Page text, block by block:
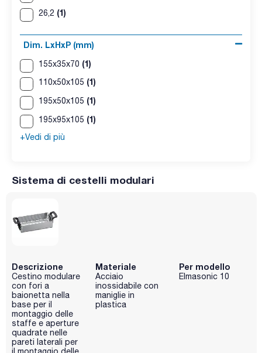
26,2 (1)
Dim. LxHxP (mm)
155x35x70 (1)
110x50x105 (1)
195x50x105 (1)
195x95x105 (1)
+Vedi di più
Sistema di cestelli modulari
Descrizione
Cestino modulare
con fori a
baionetta nella
base per il
montaggio delle
staffe e aperture
quadrate nelle
pareti laterali per
Materiale
Acciaio
inossidabile con
maniglie in
plastica
Per modello
Elmasonic 10